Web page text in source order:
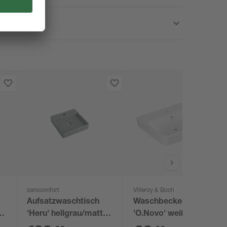
sanicomfort
Aufsatzwaschtisch
'Heru' hellgrau/matt
Villeroy & Boch
Waschbecken eckig
'O.Novo' weiß 60 x